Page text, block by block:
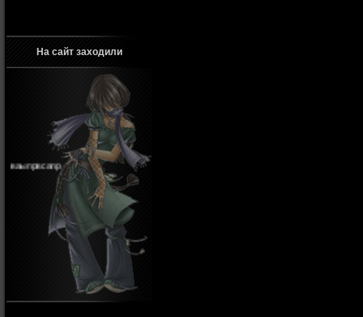
На сайт заходили